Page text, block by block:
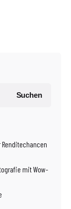
Suchen
mit Wow-